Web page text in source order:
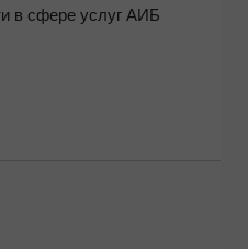
в сфере услуг АИБ